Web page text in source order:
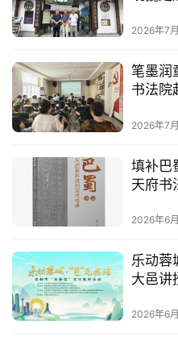
院
概
工
作
动
讯
学
术
2026年7
笔墨润
书法院
2026年7
填补巴
天府书
承》正
2026年6
乐动蓉
大邑讲
2026年6